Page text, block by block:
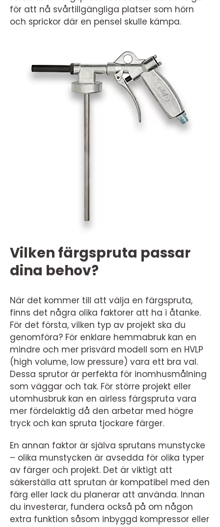
för att nå svårtillgängliga platser som hörn
och sprickor där en pensel skulle kämpa.
Vilken färgspruta passar
dina behov?
När det kommer till att välja en färgspruta,
finns det några olika faktorer att ha i åtanke.
För det första, vilken typ av projekt ska du
genomföra? För enklare hemmabruk kan en
mindre och mer prisvärd modell som en HVLP
(high volume, low pressure) vara ett bra val.
Dessa sprutor är perfekta för inomhusmålning
som väggar och tak. För större projekt eller
utomhusbruk kan en airless färgspruta vara
mer fördelaktig då den arbetar med högre
tryck och kan spruta tjockare färger.
En annan faktor är själva sprutans munstycke
– olika munstycken är avsedda för olika typer
av färger och projekt. Det är viktigt att
säkerställa att sprutan är kompatibel med den
färg eller lack du planerar att använda. Innan
du investerar, fundera också på om någon
extra funktion såsom inbyggd kompressor eller